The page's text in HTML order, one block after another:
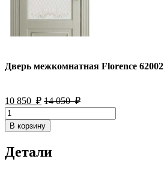
Дверь межкомнатная Florence 62002
10 850 ₽ 14 050 ₽
Количество
товара
Дверь
Florence
В корзину
Детали